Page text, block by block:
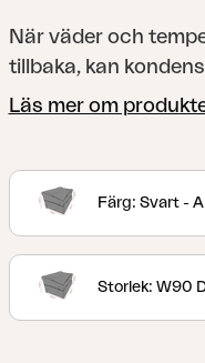
När väder och
tillbaka, kan
utemöbler under
relaterade till
samtidigt vattentätt
säkert, håller sig
skada av kondens.
Läs mer om
Färg: Svart -
Storlek: W90